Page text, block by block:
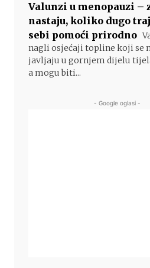
Valunzi u menopauzi –
nastaju, koliko dugo
sebi pomoći prirodno
nagli osjećaji topline koji se
javljaju u gornjem dijelu
a mogu biti...
- Google oglasi -